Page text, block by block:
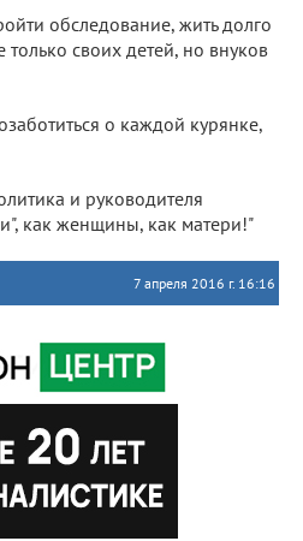
обследование, жить долго
только своих детей, но внуков
о каждой курянке,
и руководителя
как женщины, как матери!"
7 апреля 2016 г. 16:16